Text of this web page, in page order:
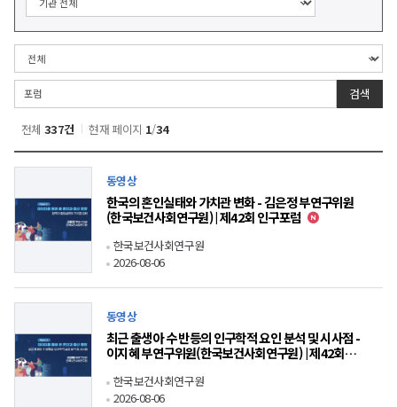
검색
전체337건 현재 페이지 1/34
동영상
한국의 혼인실태와 가치관 변화 - 김은정 부연구위원
(한국보건사회연구원) | 제42회 인구포럼new
한국보건사회연구원
2026-08-06
동영상
최근 출생아 수 반등의 인구학적 요인 분석 및 시사점 -
이지혜 부연구위원(한국보건사회연구원) | 제42회
new
한국보건사회연구원
2026-08-06